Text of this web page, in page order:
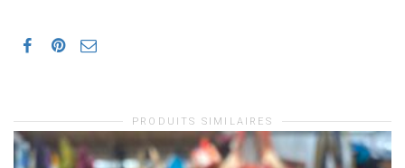
PRODUITS SIMILAIRES